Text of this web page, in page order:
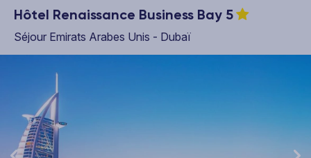
Hôtel Renaissance Business Bay 5
Séjour Emirats Arabes Unis - Dubaï